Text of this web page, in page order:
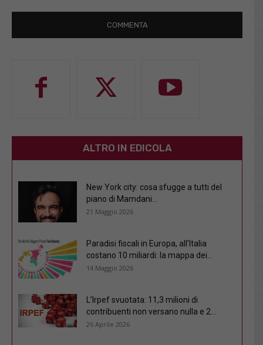
ALTRO IN EDICOLA
New York city: cosa sfugge a tutti del
piano di Mamdani...
21 Maggio 2026
Paradisi fiscali in Europa, all’Italia
costano 10 miliardi: la mappa dei...
14 Maggio 2026
L’Irpef svuotata: 11,3 milioni di
contribuenti non versano nulla e 2...
26 Aprile 2026